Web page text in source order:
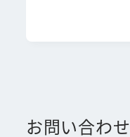
ジ
お問い合わせ